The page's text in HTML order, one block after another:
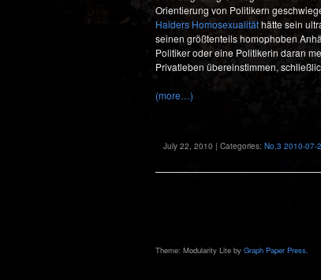
Orientierung von Politikern
Haiders Homosexualitäthätte sein
seinen größtenteils homophoben
Politiker oder eine Politikerin daran
Privatleben übereinstimmen,
(more…)
July 22, 2010 | Categories: No.3 2010-07-
Theme: Modularity Lite by Graph Paper Press.